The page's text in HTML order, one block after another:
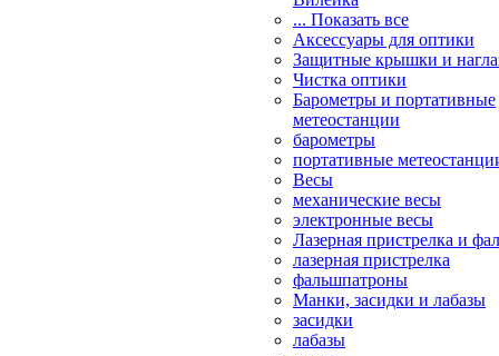
... Показать все
Аксессуары для оптики
Защитные крышки и
Чистка оптики
Барометры и портативные
метеостанции
барометры
портативные
Весы
механические весы
электронные весы
Лазерная пристрелка и
лазерная пристрелка
фальшпатроны
Манки, засидки и лабазы
засидки
лабазы